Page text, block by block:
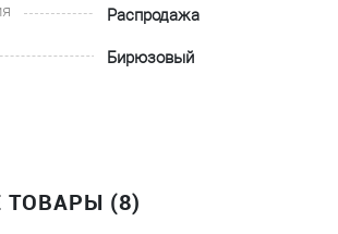
Распродажа
Бирюзовый
(8)